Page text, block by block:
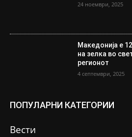
24 ноември, 2025
Македонија е
на зелка во
регионот
4 септември, 2025
ПОПУЛАРНИ КАТЕГОРИИ
Вести